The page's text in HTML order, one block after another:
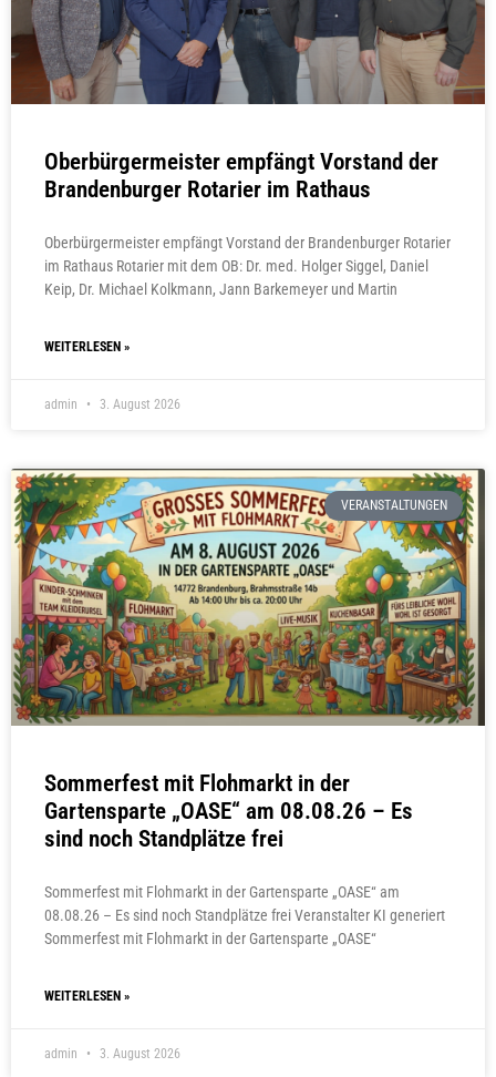
Oberbürgermeister empfängt Vorstand der
Brandenburger Rotarier im Rathaus
Oberbürgermeister empfängt Vorstand der Brandenburger Rotarier
im Rathaus Rotarier mit dem OB: Dr. med. Holger Siggel, Daniel
Keip, Dr. Michael Kolkmann, Jann Barkemeyer und Martin
WEITERLESEN »
admin 3. August 2026
VERANSTALTUNGEN
Sommerfest mit Flohmarkt in der
Gartensparte „OASE“ am 08.08.26 – Es
sind noch Standplätze frei
Sommerfest mit Flohmarkt in der Gartensparte „OASE“ am
08.08.26 – Es sind noch Standplätze frei Veranstalter KI generiert
Sommerfest mit Flohmarkt in der Gartensparte „OASE“
WEITERLESEN »
admin 3. August 2026